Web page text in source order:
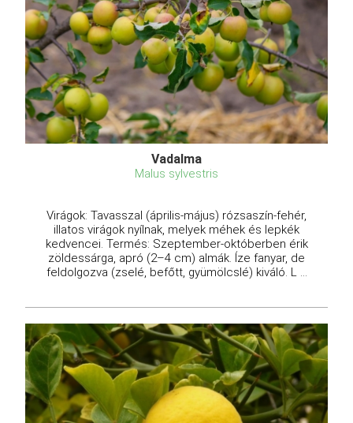
Vadalma
Malus sylvestris
Virágok: Tavasszal (április-május) rózsaszín-fehér,
illatos virágok nyílnak, melyek méhek és lepkék
kedvencei. Termés: Szeptember-októberben érik
zöldessárga, apró (2–4 cm) almák. Íze fanyar, de
feldolgozva (zselé, befőtt, gyümölcslé) kiváló. L ...